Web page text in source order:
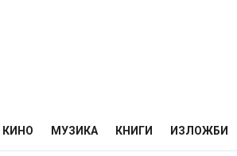
КИНО МУЗИКА КНИГИ ИЗЛОЖБИ